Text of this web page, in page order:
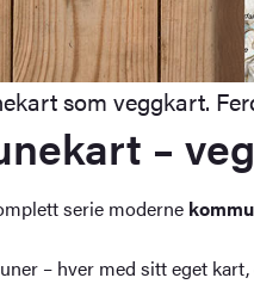
som veggkart.
–
serie moderne
– hver med sitt eget